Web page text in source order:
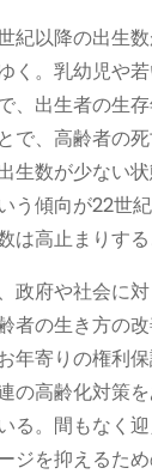
紀以降の出生
く。乳幼児や
、出生者の生
で、高齢者の
生数が少ない
う傾向が22世
は高止まりする
政府や社会に
者の生き方の
年寄りの権利
の高齢化対策
る。間もなく
ジを抑えるため